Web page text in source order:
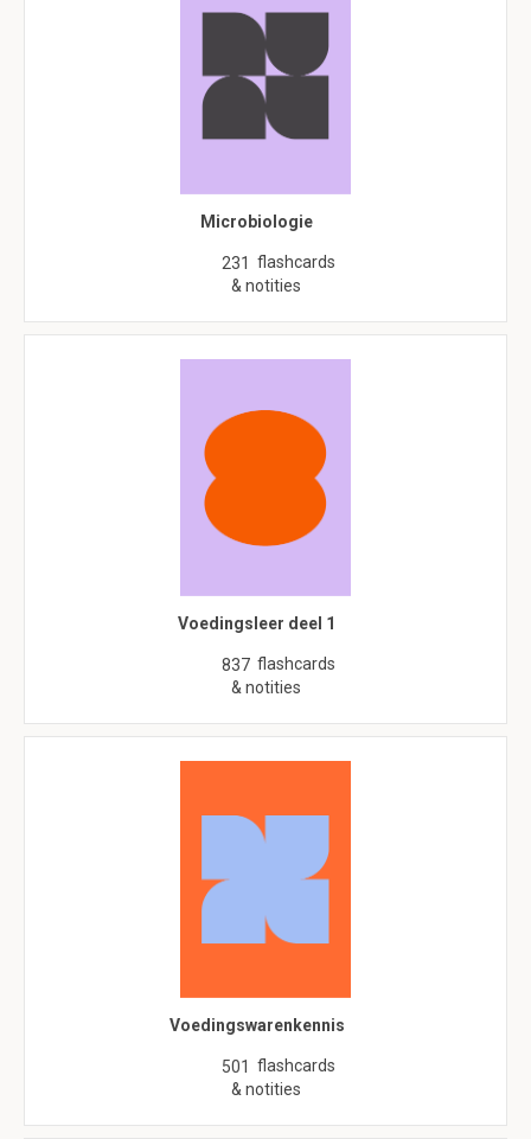
Microbiologie
231 flashcards
& notities
Voedingsleer deel 1
837 flashcards
& notities
Voedingswarenkennis
501 flashcards
& notities